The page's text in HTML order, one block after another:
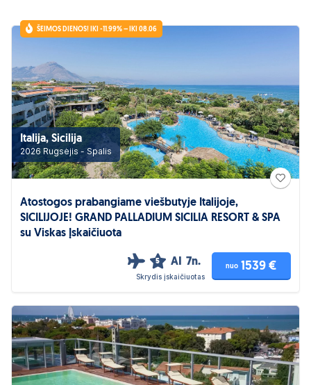
ŠEIMOS DIENOS! IKI -11.99% – IKI 08.06
Italija, Sicilija
2026 Rugsėjis - Spalis
Atostogos prabangiame viešbutyje Italijoje,
SICILIJOJE! GRAND PALLADIUM SICILIA RESORT & SPA
su Viskas Įskaičiuota
5 AI 7n.
Skrydis įskaičiuotas
nuo 1539 €